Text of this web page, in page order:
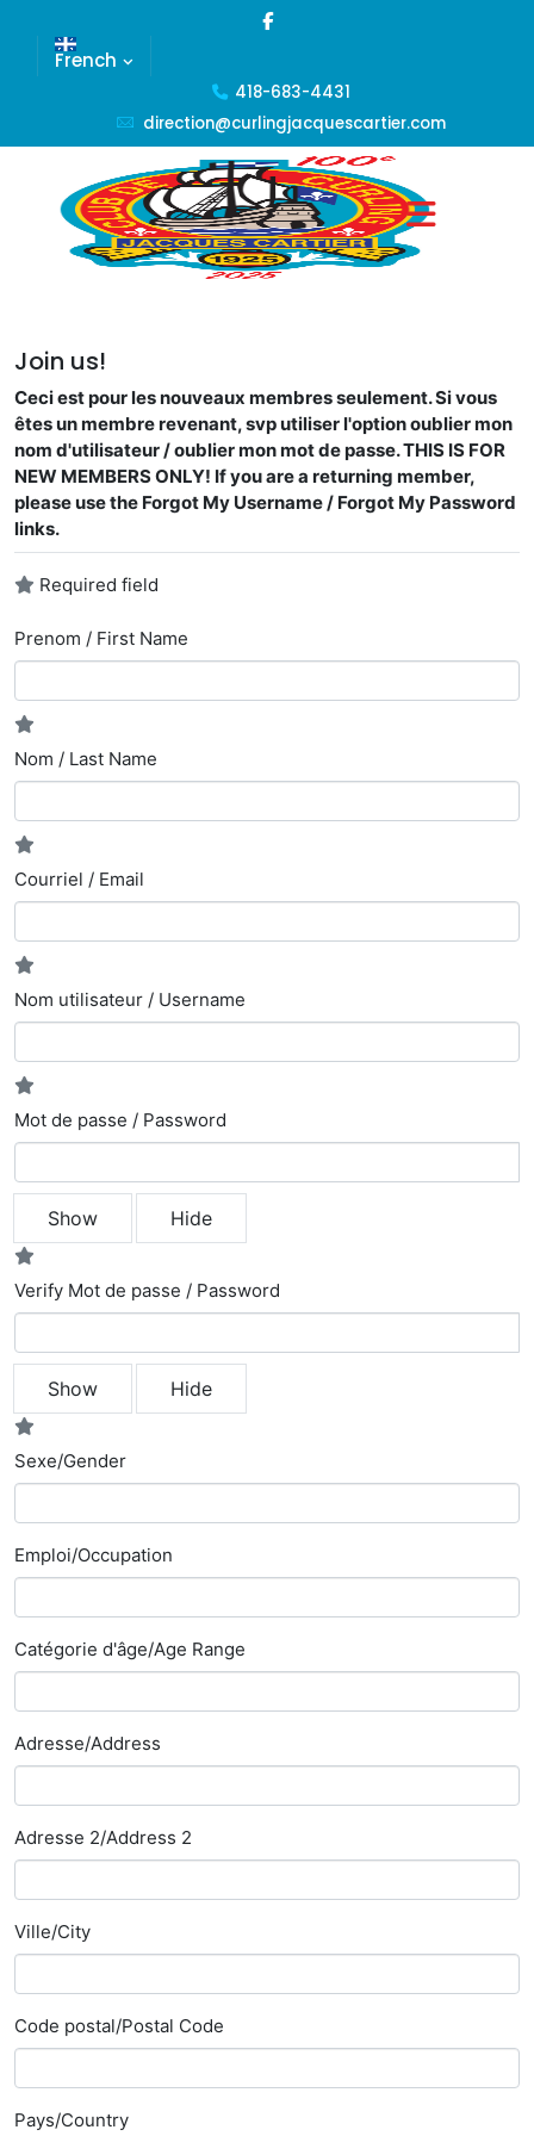
French
418-683-4431
direction@curlingjacquescartier.com
Join us!
Ceci est pour les nouveaux membres seulement. Si vous
êtes un membre revenant, svp utiliser l'option oublier mon
nom d'utilisateur / oublier mon mot de passe.THIS IS FOR
NEW MEMBERS ONLY! If you are a returning member,
please use the Forgot My Username / Forgot My Password
links.
Required field
Prenom / First Name
Nom / Last Name
Courriel / Email
Nom utilisateur / Username
Mot de passe / Password
Show Hide
Verify Mot de passe / Password
Show Hide
Sexe/Gender
Emploi/Occupation
Catégorie d'âge/Age Range
Adresse/Address
Adresse 2/Address 2
Ville/City
Code postal/Postal Code
Pays/Country